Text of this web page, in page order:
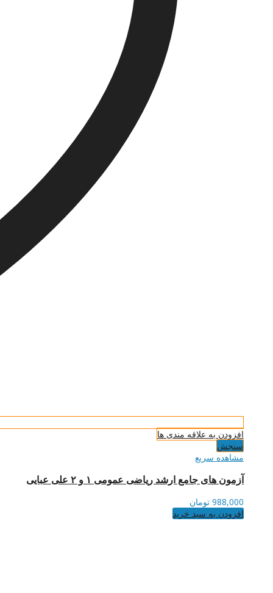
افزودن به علاقه مندی ها
سنجش
مشاهده سریع
آزمون های جامع ارشد ریاضی عمومی ۱ و ۲ علی عبایی
988,000 تومان
افزودن به سبد خرید